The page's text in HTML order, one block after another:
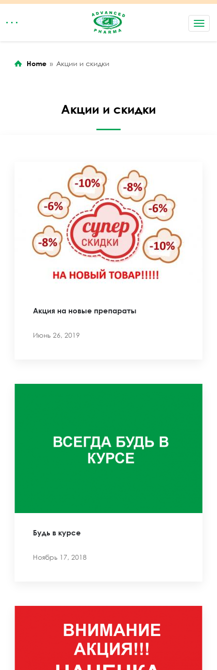
rolex replica watches replica rolex replica watch guide
Home » Акции и скидки
Акции и скидки
Акция на новые препараты
Июнь 26, 2019
Будь в курсе
Ноябрь 17, 2018